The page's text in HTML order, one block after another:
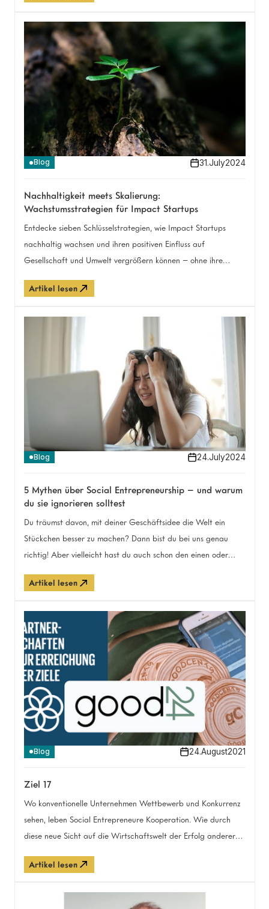
Blog 31.July2024
Nachhaltigkeit meets Skalierung:
Wachstumsstrategien für Impact Startups
Entdecke sieben Schlüsselstrategien, wie Impact Startups
nachhaltig wachsen und ihren positiven Einfluss auf
Gesellschaft und Umwelt vergrößern können – ohne ihre
Artikel lesen
Blog 24.July2024
5 Mythen über Social Entrepreneurship – und warum
du sie ignorieren solltest
Du träumst davon, mit deiner Geschäftsidee die Welt ein
Stückchen besser zu machen? Dann bist du bei uns genau
richtig! Aber vielleicht hast du auch schon den einen oder
zögern lässt. Wir haben in unserer Community die Top-Mythen
kommen. In diesem Artikel räumen wir gemeinsam mit diesen
Missverständnissen auf und zeigen dir, wie die Impact Factory
dir dabei hilft, deinen Traum vom Impact Startup zu
verwirklichen!
Artikel lesen
Blog 24.August2021
Ziel 17
Wo konventionelle Unternehmen Wettbewerb und Konkurrenz
sehen, leben Social Entrepreneure Kooperation. Wie durch
diese neue Sicht auf die Wirtschaftswelt der Erfolg anderer
gemeinsam geht einfach mehr.
Artikel lesen